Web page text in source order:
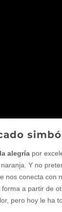
alegría por
Y no
nos conecta con
forma a partir de
pero hoy le ha